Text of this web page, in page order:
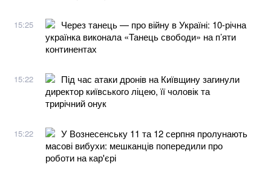
15:25
Через танець — про війну в Україні: 10-річна
українка виконала «Танець свободи» на п’яти
континентах
15:22
Під час атаки дронів на Київщину загинули
директор київського ліцею, її чоловік та
трирічний онук
15:22
У Вознесенську 11 та 12 серпня пролунають
масові вибухи: мешканців попередили про
роботи на кар'єрі